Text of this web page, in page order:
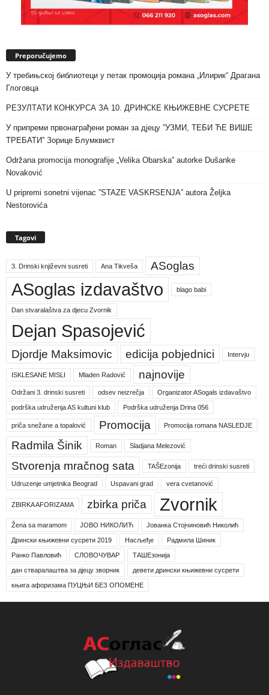
Preporučujemo
У требињској библиотеци у петак промоција романа „Илирик“ Драгана
Глоговца
РЕЗУЛТАТИ КОНКУРСА ЗА 10. ДРИНСКЕ КЊИЖЕВНЕ СУСРЕТЕ
У припреми првонаграђени роман за дјецу ”УЗМИ, ТЕБИ ЋЕ ВИШЕ
ТРЕБАТИ” Зорице Блумквист
Održana promocija monografije „Velika Obarska” autorke Dušanke
Novaković
U pripremi sonetni vijenac ”STAZE VASKRSENJA” autora Željka
Nestorovića
Tagovi
3. Drinski književni susreti Ana Tikveša ASoglas
ASoglas izdavaštvo blago babi
Dan stvaralaštva za djecu Zvornik
Dejan Spasojević
Djordje Maksimovic edicija pobjednici Intervju
ISKLESANE MISLI Mladen Radović najnovije
Održani 3. drinski susreti odsev neizrečja Organizator ASogals izdavaštvo
podrška udruženja AS kultuni klub Podrška udruženja Drina 056
priča snežane a topalović Promocija Promocija romana NASLEDJE
Radmila Šinik Roman Sladjana Melezović
Stvorenja mračnog sata TAŠEzonija treći drinski susreti
Udruzenje umjetnika Beograd Uspavani grad vera cvetanović
ZBIRKA AFORIZAMA zbirka priča Zvornik
Žena sa maramom ЈОВО НИКОЛИЋ Јованка Стојчиновић Николић
Дрински књижевни сусрети 2019 Насљеђе Радмила Шиник
Ранко Павловић СЛОВОЧУВАР ТАШЕзонија
дан стваралаштва за дјецу зворник девети дрински књижевни сусрети
књига афоризама ПУЦЊИ БЕЗ ОПОМЕНЕ